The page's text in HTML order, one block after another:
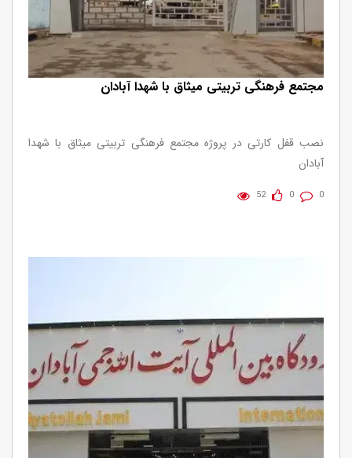
مجتمع فرهنگی تربیتی میثاق با شهدا آبادان
نصب قفل کارتی در پروژه مجتمع فرهنگی تربیتی میثاق با شهدا
آبادان
52 0 0